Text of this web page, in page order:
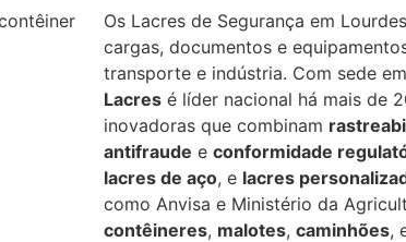
Os Lacres de Segurança em
cargas, documentos e
transporte e indústria. Com sede
Lacres é líder nacional há mais de
inovadoras que combinam
antifraude e conformidade
lacres de aço, e lacres
como Anvisa e Ministério da
contêineres, malotes, caminhões,